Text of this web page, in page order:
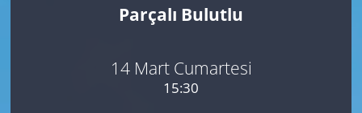
Parçalı Bulutlu
14 Mart Cumartesi
15:30